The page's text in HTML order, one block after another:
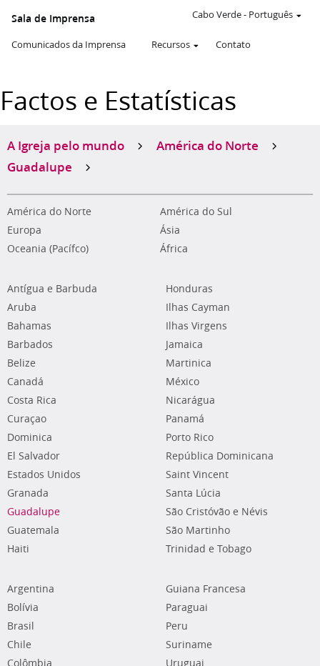
Sala de Imprensa
Comunicados da Imprensa Recursos Contato
Cabo Verde- Português
Factos e Estatísticas
A Igreja pelo mundo
América do Norte
Guadalupe
América do Norte
América do Sul
Europa
Ásia
Oceania (Pacífco)
África
Antígua e Barbuda
Aruba
Bahamas
Barbados
Belize
Canadá
Costa Rica
Curaçao
Dominica
El Salvador
Estados Unidos
Granada
Guadalupe
Guatemala
Haiti
Honduras
Ilhas Cayman
Ilhas Virgens
Jamaica
Martinica
México
Nicarágua
Panamá
Porto Rico
República Dominicana
Saint Vincent
Santa Lúcia
São Cristóvão e Névis
São Martinho
Trinidad e Tobago
Argentina
Bolívia
Brasil
Chile
Colômbia
Guiana Francesa
Paraguai
Peru
Suriname
Uruguai